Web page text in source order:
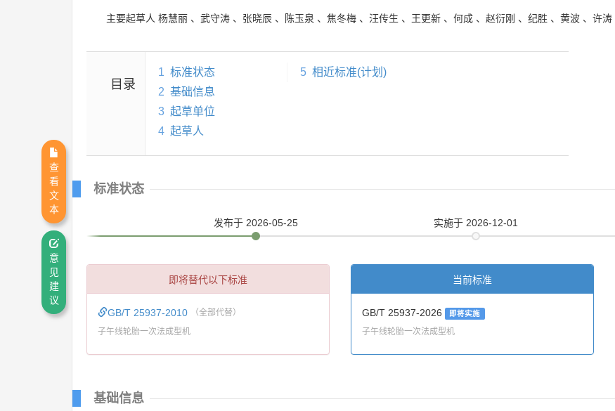
主要起草人 杨慧丽 、 武守涛 、 张晓辰 、 陈玉泉 、 焦冬梅 、 汪传生 、 王更新 、 何成 、 赵衍刚 、 纪胜 、 黄波 、 许涛
目录
1 标准状态
2 基础信息
3 起草单位
4 起草人
5 相近标准(计划)
标准状态
发布于 2026-05-25 实施于 2026-12-01
即将替代以下标准
GB/T 25937-2010 （全部代替）
子午线轮胎一次法成型机
当前标准
GB/T 25937-2026 即将实施
子午线轮胎一次法成型机
基础信息
查
看
文
本
意
见
建
议